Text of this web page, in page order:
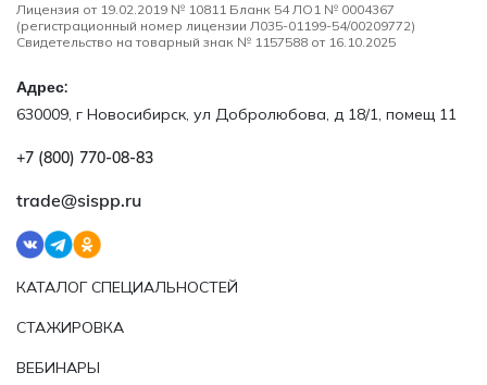
Лицензия от 19.02.2019 № 10811 Бланк 54 ЛО1 № 0004367
(регистрационный номер лицензии Л035-01199-54/00209772)
Свидетельство на товарный знак № 1157588 от 16.10.2025
Адрес:
630009, г Новосибирск, ул Добролюбова, д 18/1, помещ 11
+7 (800) 770‑08‑83
trade@sispp.ru
КАТАЛОГ СПЕЦИАЛЬНОСТЕЙ
СТАЖИРОВКА
ВЕБИНАРЫ